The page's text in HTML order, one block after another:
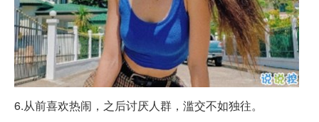
6.从前喜欢热闹，之后讨厌人群，滥交不如独往。